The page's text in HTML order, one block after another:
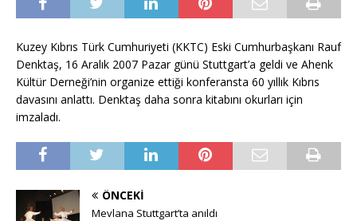
Kuzey Kıbrıs Türk Cumhuriyeti (KKTC) Eski Cumhurbaşkanı Rauf
Denktaş, 16 Aralık 2007 Pazar günü Stuttgart’a geldi ve Ahenk
Kültür Derneği’nin organize ettiği konferansta 60 yıllık Kıbrıs
davasını anlattı. Denktaş daha sonra kitabını okurları için
imzaladı.
ÖNCEKI
Mevlana Stuttgart’ta anıldı